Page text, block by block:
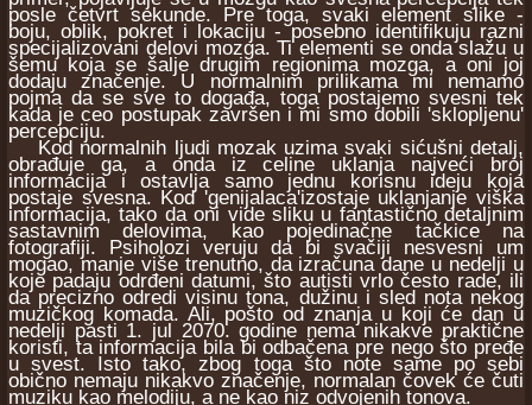
posle četvrt sekunde. Pre toga, svaki element slike -
boju, oblik, pokret i lokaciju - posebno identifikuju razni
specijalizovani delovi mozga. Ti elementi se onda slažu u
šemu koja se šalje drugim regionima mozga, a oni joj
dodaju značenje. U normalnim prilikama mi nemamo
pojma da se sve to događa, toga postajemo svesni tek
kada je ceo postupak završen i mi smo dobili 'sklopljenu'
percepciju.
Kod normalnih ljudi mozak uzima svaki sićušni detalj,
obrađuje ga, a onda iz celine uklanja najveći broj
informacija i ostavlja samo jednu korisnu ideju koja
postaje svesna. Kod 'genijalaca'izostaje uklanjanje viška
informacija, tako da oni vide sliku u fantastično detaljnim
sastavnim delovima, kao pojedinačne tačkice na
fotografiji. Psiholozi veruju da bi svačiji nesvesni um
mogao, manje više trenutno, da izračuna dane u nedelji u
koje padaju odrđeni datumi, što autisti vrlo često rade, ili
da precizno odredi visinu tona, dužinu i sled nota nekog
muzičkog komada. Ali, pošto od znanja u koji će dan u
nedelji pasti 1. jul 2070. godine nema nikakve praktične
koristi, ta informacija bila bi odbačena pre nego što pređe
u svest. Isto tako, zbog toga što note same po sebi
obično nemaju nikakvo značenje, normalan čovek će čuti
muziku kao melodiju, a ne kao niz odvojenih tonova.